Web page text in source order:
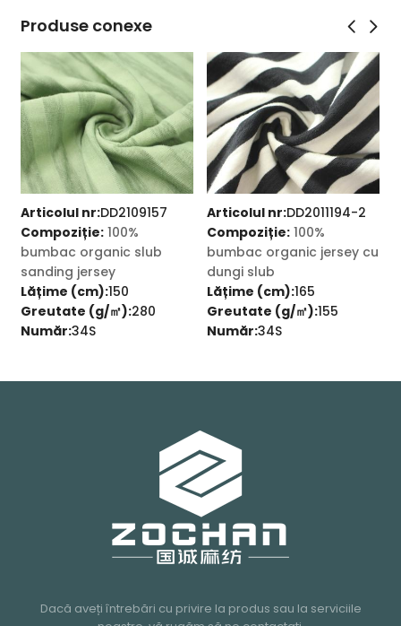
Produse conexe
Articolul nr:DD2109157
Compoziție: 100%
bumbac organic slub
sanding jersey
Lățime (cm):150
Greutate (g/㎡):280
Număr:34S
Articolul nr:DD2011194-2
Compoziție: 100%
bumbac organic jersey cu
dungi slub
Lățime (cm):165
Greutate (g/㎡):155
Număr:34S
Dacă aveți întrebări cu privire la produs sau la serviciile